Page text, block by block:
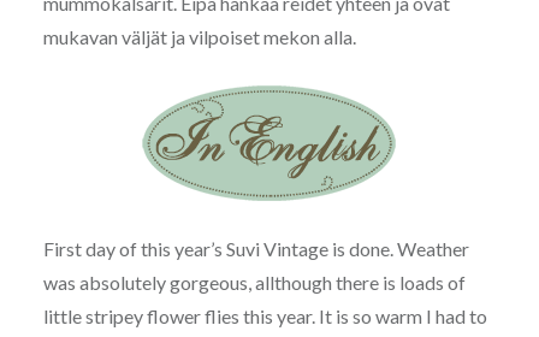
mukavan väljät ja vilpoiset mekon alla.
First day of this year’s Suvi Vintage is done. Weather
was absolutely gorgeous, allthough there is loads of
little stripey flower flies this year. It is so warm I had to